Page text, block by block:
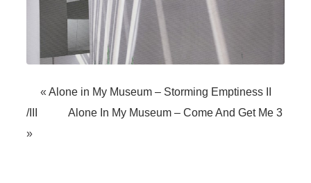
« Alone in My Museum – Storming Emptiness II
/III
Alone In My Museum – Come And Get Me 3
»